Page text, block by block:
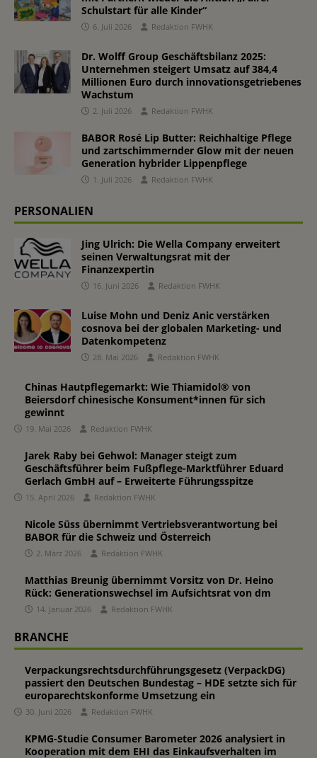
Schulstart für alle Kinder“
6. Juli 2026 Redaktion FWHK
Dr. Wolff Group Geschäftsbilanz 2025:
Unternehmen steigert Umsatz auf 384,4
Millionen Euro durch innovationsgetriebenes
Wachstum
2. Juli 2026 Redaktion FWHK
BABOR Rosé Lip Butter: Reichhaltige Pflege
und zartschimmernder Glow mit der neuen
Generation hybrider Lippenpflege
1. Juli 2026 Redaktion FWHK
PERSONALIEN
Jing Ulrich: Die Wella Company erweitert
seinen Verwaltungsrat mit der
Finanzexpertin
16. Juni 2026 Redaktion FWHK
Luise Mohn und Deniz Anic verstärken
cosnova bei der globalen Marketing- und
Datenkompetenz
28. Mai 2026 Redaktion FWHK
Chinas Hautpflegemarkt: Wie Thiamidol® von
Beiersdorf chinesische Konsument*innen für sich
gewinnt
19. Mai 2026 Redaktion FWHK
Jarek Raby bei Gehwol: Manager steigt zum
Geschäftsführer beim Fußpflege-Marktführer Eduard
Gerlach GmbH auf – Erweiterte Führungsspitze
15. April 2026 Redaktion FWHK
Nicole Süss übernimmt Vertriebsverantwortung bei
BABOR für die Schweiz und Österreich
2. März 2026 Redaktion FWHK
Matthias Breunig übernimmt Vorsitz von Dr. Heino
Rück: Generationswechsel im Aufsichtsrat von dm
14. Januar 2026 Redaktion FWHK
BRANCHE
Verpackungsrechtsdurchführungsgesetz (VerpackDG)
passiert den Deutschen Bundestag – HDE setzte sich für
europarechtskonforme Umsetzung ein
30. Juni 2026 Redaktion FWHK
KPMG-Studie Consumer Barometer 2026 analysiert in
Kooperation mit dem EHI das Einkaufsverhalten im